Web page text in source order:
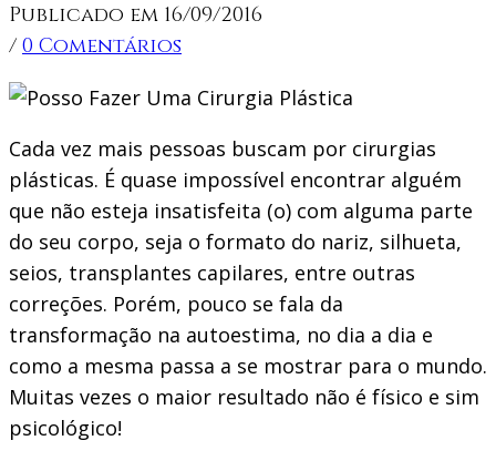
Publicado em 16/09/2016
/ 0 Comentários
Cada vez mais pessoas buscam por cirurgias
plásticas. É quase impossível encontrar alguém
que não esteja insatisfeita (o) com alguma parte
do seu corpo, seja o formato do nariz, silhueta,
seios, transplantes capilares, entre outras
correções. Porém, pouco se fala da
transformação na autoestima, no dia a dia e
como a mesma passa a se mostrar para o mundo.
Muitas vezes o maior resultado não é físico e sim
psicológico!